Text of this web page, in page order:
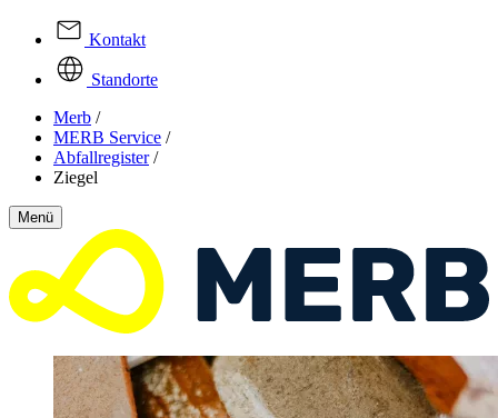
Kontakt
Standorte
Merb /
MERB Service /
Abfallregister /
Ziegel
Menü